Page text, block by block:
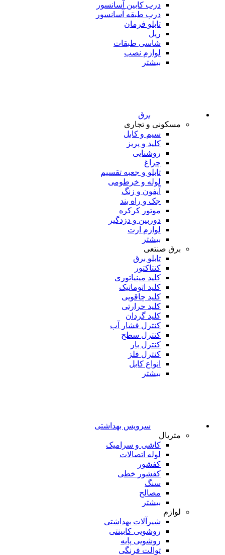
درب کابین آسانسور
درب طبقه آسانسور
تابلو فرمان
ریل
شاسی طبقات
لوازم نصب
بیشتر
برق
مسکونی و تجاری
سیم و کابل
کلید و پریز
روشنایی
چراغ
تابلو و جعبه تقسیم
لوله و خرطومی
آیفون و زنگ
جک و راه بند
موتور کرکره
دوربین و دزدگیر
لوازم ارت
بیشتر
برق صنتعی
تابلو برق
کنتاکتور
کلید مینیاتوری
کلید اتوماتیک
کلید چاقویی
کلید حرارتی
کلید گردان
کنترل فشار آب
کنترل سطح
کنترل بار
کنترل فلز
انواع کابل
بیشتر
سرویس بهداشتی
متریال
کاشی و سرامیک
لوله اتصالات
کفشور
کفشور خطی
سنگ
مصالح
بیشتر
لوازم
شیرآلات بهداشتی
روشویی کابینتی
روشویی پایه
توالت فرنگی